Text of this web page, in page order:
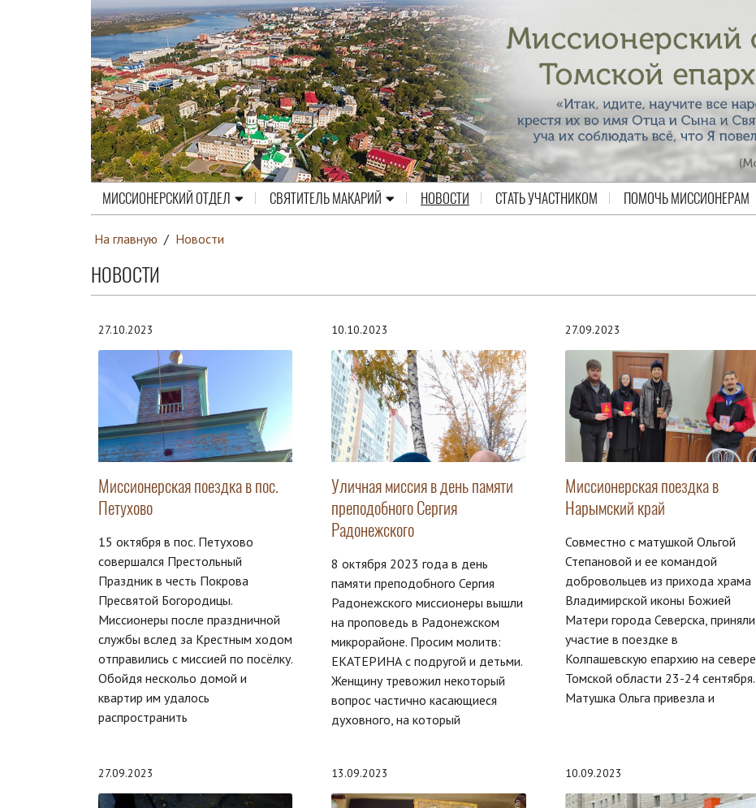
МИССИОНЕРСКИЙ ОТДЕЛ СВЯТИТЕЛЬ МАКАРИЙ НОВОСТИ СТАТЬ УЧАСТНИКОМ ПОМОЧЬ МИССИОНЕРАМ
На главную / Новости
НОВОСТИ
27.10.2023
Миссионерская поездка в пос.
Петухово
15 октября в пос. Петухово
совершался Престольный
Праздник в честь Покрова
Пресвятой Богородицы.
Миссионеры после праздничной
службы вслед за Крестным ходом
отправились с миссией по посёлку.
Обойдя нескольо домой и
квартир им удалось
распространить
10.10.2023
Уличная миссия в день памяти
преподобного Сергия
Радонежского
8 октября 2023 года в день
памяти преподобного Сергия
Радонежского миссионеры вышли
на проповедь в Радонежском
микрорайоне. Просим молитв:
ЕКАТЕРИНА с подругой и детьми.
Женщину тревожил некоторый
вопрос частично касающиеся
духовного, на который
27.09.2023
Миссионерская поездка в
Нарымский край
Совместно с матушкой Ольгой
Степановой и ее командой
добровольцев из прихода храма
Владимирской иконы Божией
Матери города Северска, приняли
участие в поездке в
Колпашевскую епархию на севере
Томской области 23-24 сентября.
Матушка Ольга привезла и
27.09.2023 13.09.2023 10.09.2023